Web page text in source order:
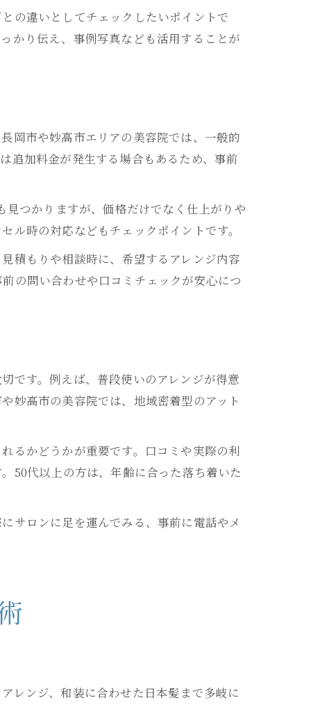
の違いとしてチェックしたいポイントで
かり伝え、事例写真なども活用することが
岡市や妙高市エリアの美容院では、一般的
追加料金が発生する場合もあるため、事前
つかりますが、価格だけでなく仕上がりや
時の対応などもチェックポイントです。
積もりや相談時に、希望するアレンジ内容
の問い合わせや口コミチェックが安心につ
です。例えば、普段使いのアレンジが得意
妙高市の美容院では、地域密着型のアット
るかどうかが重要です。口コミや実際の利
50代以上の方は、年齢に合った落ち着いた
サロンに足を運んでみる、事前に電話やメ
レンジ、和装に合わせた日本髪まで多岐に